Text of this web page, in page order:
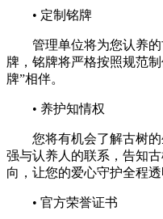
• 定制铭牌
管理单位将为您认养的
牌，铭牌将严格按照规范
牌”相伴。
• 养护知情权
您将有机会了解古树的
强与认养人的联系，告知
向，让您的爱心守护全程透
• 官方荣誉证书